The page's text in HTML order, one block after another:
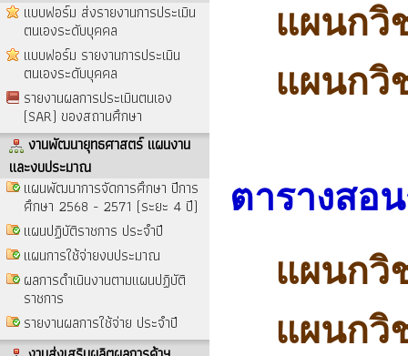
แบบฟอร์ม ส่งรายงานการประเมิน
ตนเองระดับบุคคล
แบบฟอร์ม รายงานการประเมิน
ตนเองระดับบุคคล
รายงานผลการประเมินตนเอง
(SAR) ของสถานศึกษา
งานพัฒนายุทธศาสตร์ แผนงาน
และงบประมาณ
แผนพัฒนาการจัดการศึกษา ปีการ
ศึกษา 2568 - 2571 (ระยะ 4 ปี)
แผนปฏิบัติราชการ ประจำปี
แผนการใช้จ่ายงบประมาณ
ผลการดำเนินงานตามแผนปฏิบัติ
ราชการ
รายงานผลการใช้จ่าย ประจำปี
แผนกวิ
แผนกวิ
ตารางสอ
แผนกวิ
แผนกวิ